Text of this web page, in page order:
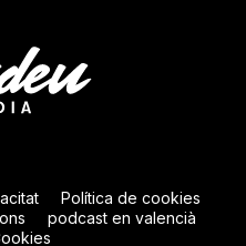
Política de cookies
podcast en valencià